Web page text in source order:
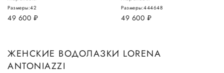
49 600 руб.
Размеры:42
49 600 руб.
Размеры:444648
ЖЕНСКИЕ ВОДОЛАЗКИ LORENA
ANTONIAZZI